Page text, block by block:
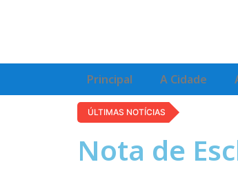
Principal A Cidade
ÚLTIMAS NOTÍCIAS
Nota de